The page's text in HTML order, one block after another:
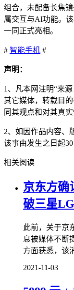
组合，未配备长焦
属交互与AI功能。该
一同正式亮相。
# 智能手机 #
声明：
1、凡本网注明“来
其它媒体，转载目
同其观点和对其真实
2、如因作品内容、
该事由发生之日起30
相关阅读
京东方确
破三星
此前，关于京
息被媒体不断
方面获悉，该
2021-11-03